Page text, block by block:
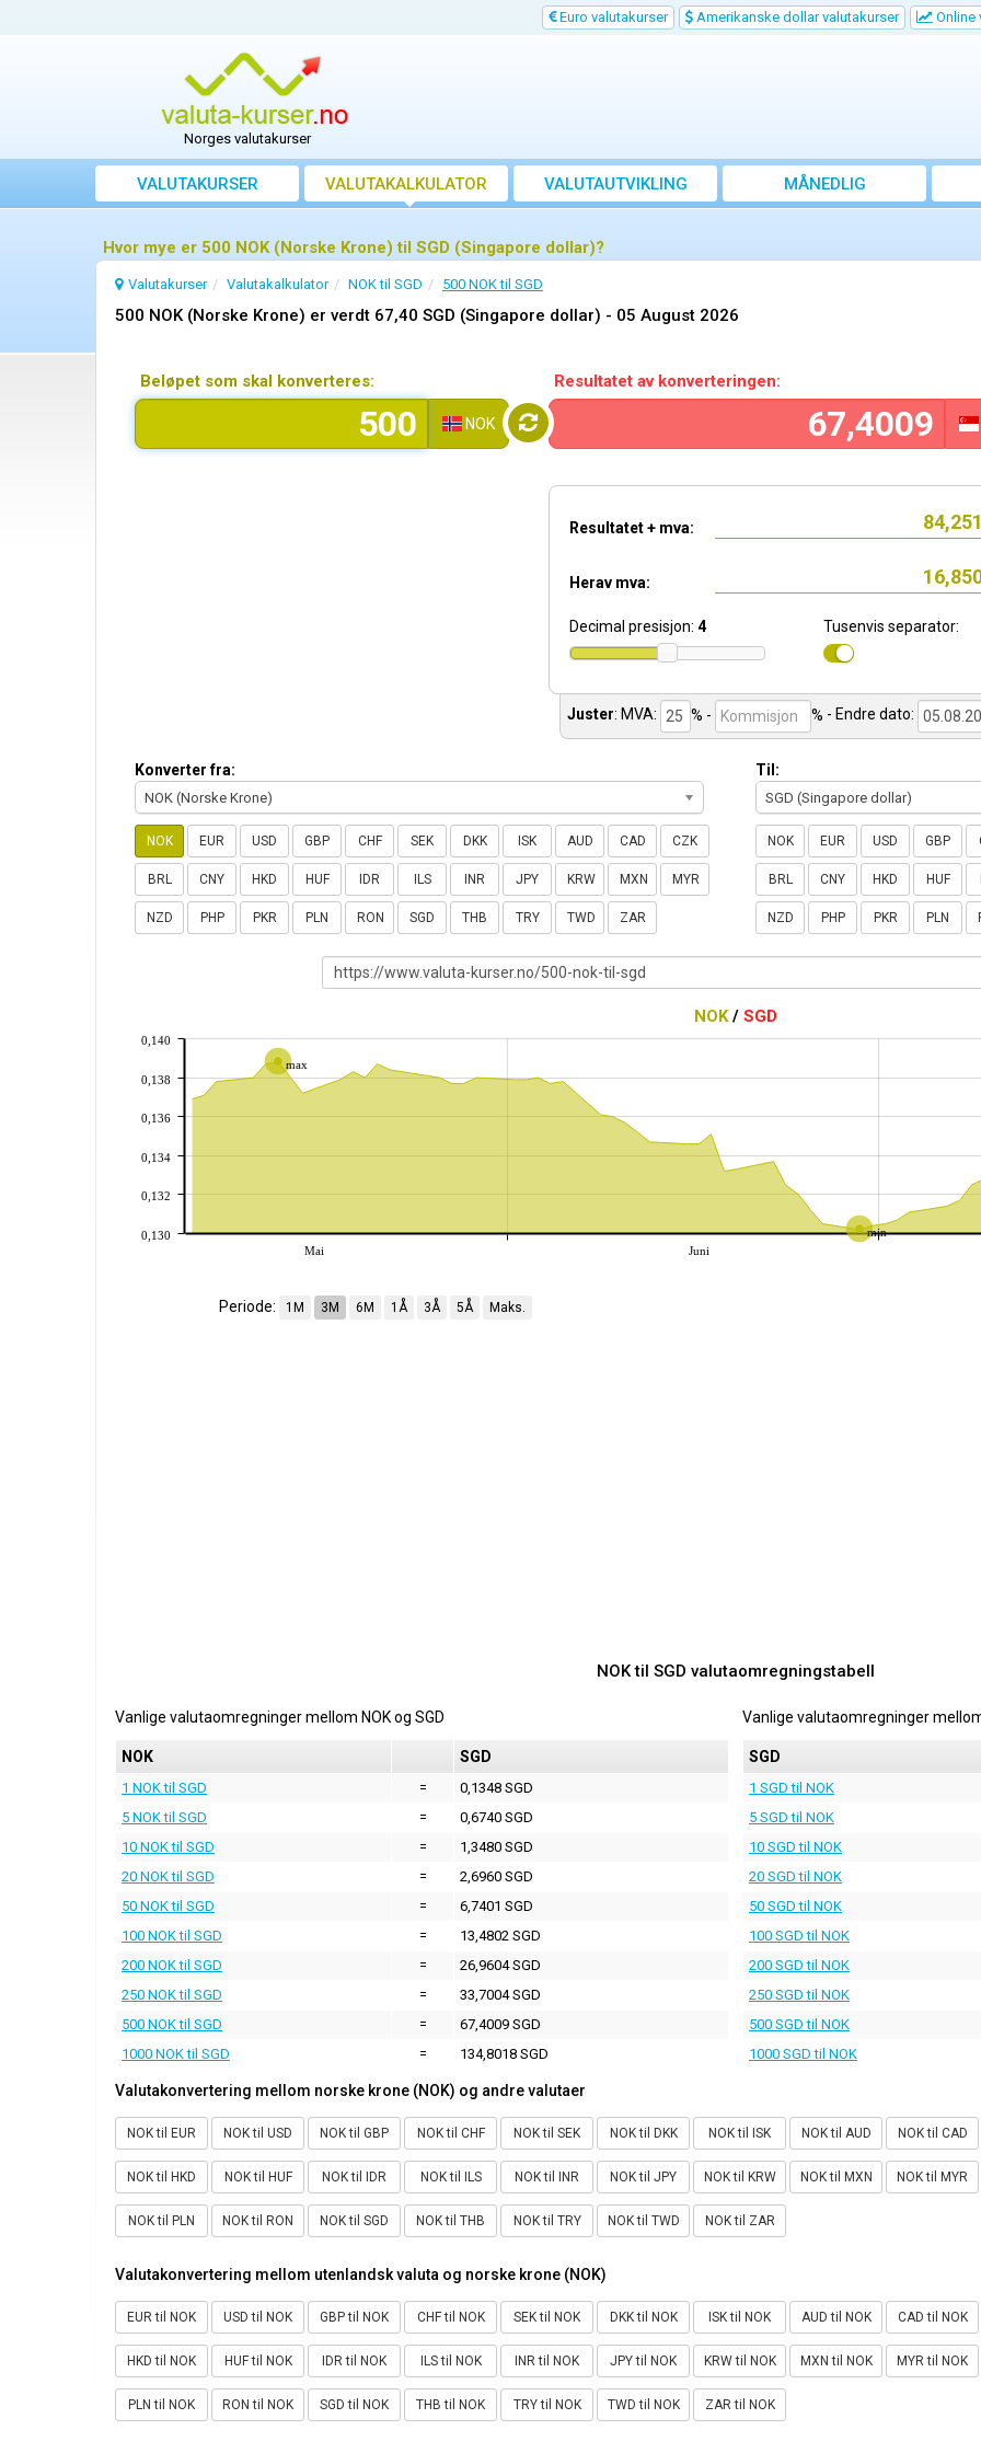
Euro valutakurser Amerikanske dollar valutakurser Online
Norges valutakurser
VALUTAKURSER VALUTAKALKULATOR VALUTAUTVIKLING
MÅNEDLIG
GJENNOMSNITTSKURS
Hvor mye er 500 NOK (Norske Krone) til SGD (Singapore dollar)?
Valutakurser Valutakalkulator NOK til SGD 500 NOK til SGD
500 NOK (Norske Krone) er verdt 67,40 SGD (Singapore dollar) - 05 August 2026
Beløpet som skal konverteres:
NOK
Resultatet av konverteringen:
Resultatet + mva:
Herav mva:
Decimal presisjon: 4 Tusenvis separator:
Juster: MVA: % - % - Endre dato:
Konverter fra:
NOK (Norske Krone)
NOK EUR USD GBP CHF SEK DKK ISK AUD CAD CZK
BRL CNY HKD HUF IDR ILS INR JPY KRW MXN MYR
NZD PHP PKR PLN RON SGD THB TRY TWD ZAR
Til:
SGD (Singapore dollar)
NOK EUR USD GBP
BRL CNY HKD HUF
NZD PHP PKR PLN
NOK/ SGD
max
min
Mai
Juni
0,130
0,132
0,134
0,136
0,138
0,140
Periode: 1M 3M 6M 1Å 3Å 5Å Maks.
NOK til SGD valutaomregningstabell
Vanlige valutaomregninger mellom NOKog SGD
NOK SGD
1 NOK til SGD =
0,1348 SGD
5 NOK til SGD
=
0,6740 SGD
10 NOK til SGD
=
1,3480 SGD
20 NOK til SGD
=
2,6960 SGD
50 NOK til SGD
=
6,7401 SGD
100 NOK til SGD
=
13,4802 SGD
200 NOK til SGD
=
26,9604 SGD
250 NOK til SGD
=
33,7004 SGD
500 NOK til SGD
=
67,4009 SGD
1000 NOK til SGD
= 134,8018 SGD
Vanlige valutaomregninger
SGD
1 SGD til NOK
5 SGD til NOK
10 SGD til NOK
20 SGD til NOK
50 SGD til NOK
100 SGD til NOK
200 SGD til NOK
250 SGD til NOK
500 SGD til NOK
1000 SGD til NOK
Valutakonvertering mellom norske krone (NOK) og andre valutaer
NOK til EUR NOK til USD NOK til GBP NOK til CHF NOK til SEK NOK til DKK NOK til ISK NOK til AUD NOK til CAD
NOK til HKD NOK til HUF NOK til IDR NOK til ILS NOK til INR NOK til JPY NOK til KRW NOK til MXN NOK til MYR
NOK til PLN NOK til RON NOK til SGD NOK til THB NOK til TRY NOK til TWD NOK til ZAR
Valutakonvertering mellom utenlandsk valuta og norske krone (NOK)
EUR til NOK USD til NOK GBP til NOK CHF til NOK SEK til NOK DKK til NOK ISK til NOK AUD til NOK CAD til NOK
HKD til NOK HUF til NOK IDR til NOK ILS til NOK INR til NOK JPY til NOK KRW til NOK MXN til NOK MYR til NOK
PLN til NOK RON til NOK SGD til NOK THB til NOK TRY til NOK TWD til NOK ZAR til NOK